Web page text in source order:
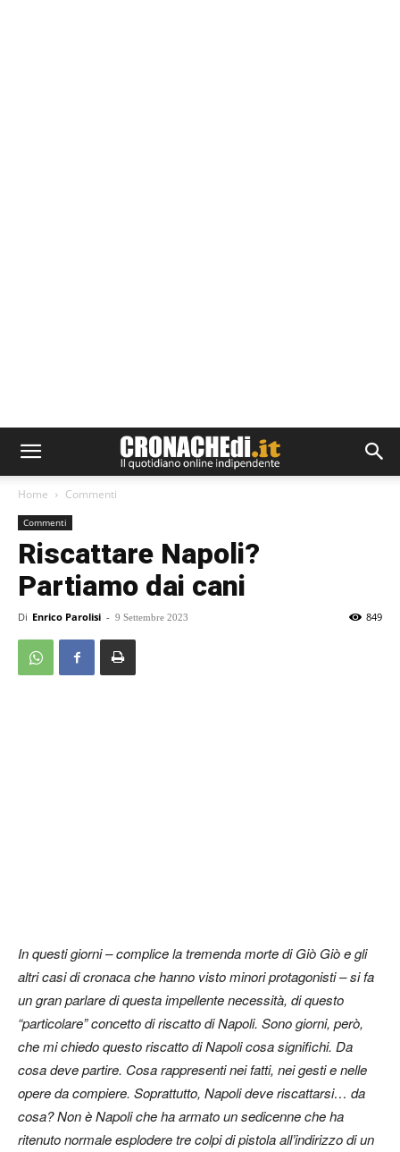
Home Commenti
Commenti
Riscattare Napoli?
Partiamo dai cani
Di Enrico Parolisi - 9 Settembre 2023 849
In questi giorni – complice la tremenda morte di Giò Giò e gli
altri casi di cronaca che hanno visto minori protagonisti – si fa
un gran parlare di questa impellente necessità, di questo
“particolare” concetto di riscatto di Napoli. Sono giorni, però,
che mi chiedo questo riscatto di Napoli cosa significhi. Da
cosa deve partire. Cosa rappresenti nei fatti, nei gesti e nelle
opere da compiere. Soprattutto, Napoli deve riscattarsi… da
cosa? Non è Napoli che ha armato un sedicenne che ha
ritenuto normale esplodere tre colpi di pistola all’indirizzo di un